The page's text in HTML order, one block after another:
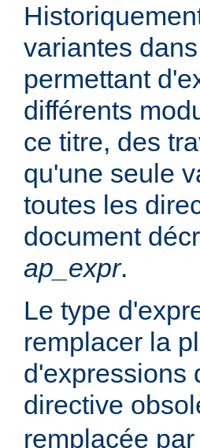
variantes
permettant
différents
ce titre, des
qu'une seule
toutes les
document
ap_expr.
Le type
remplacer la
d'expressions
directive
remplacée